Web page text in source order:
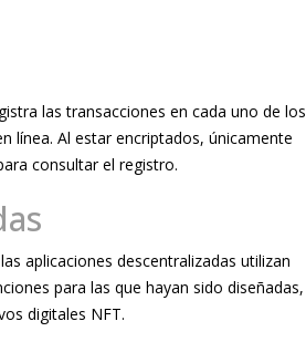
las transacciones en cada uno de los
línea. Al estar encriptados, únicamente
consultar el registro.
aplicaciones descentralizadas utilizan
para las que hayan sido diseñadas,
digitales NFT.